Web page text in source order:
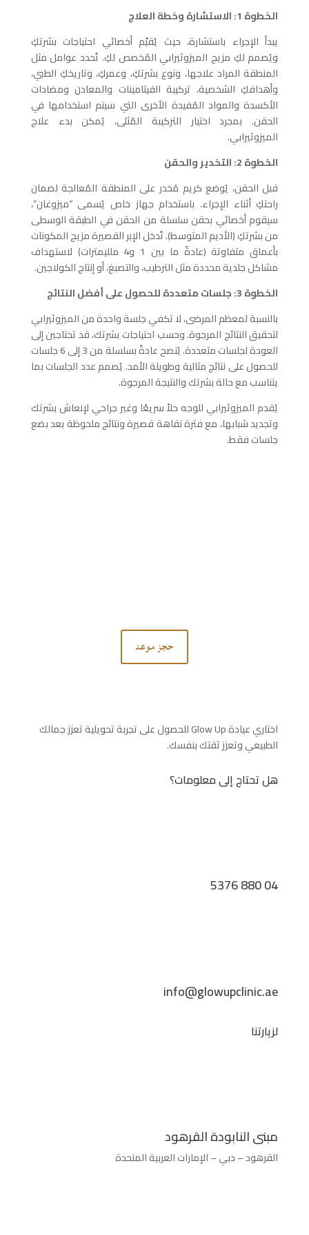
الخطوة 1: الاستشارة وخطة العلاج
يبدأ الإجراء باستشارة، حيث يُقيّم أخصائي احتياجات بشرتكِ
ويُصمم لكِ مزيج الميزوثيرابي المُخصص لكِ. تُحدد عوامل مثل
المنطقة المراد علاجها، ونوع بشرتكِ، وعمركِ، وتاريخكِ الطبي،
وأهدافكِ الشخصية، تركيبة الفيتامينات والمعادن ومضادات
الأكسدة والمواد المُفيدة الأخرى التي سيتم استخدامها في
الحقن. بمجرد اختيار التركيبة المُثلى، يُمكن بدء علاج
الميزوثيرابي.
الخطوة 2: التخدير والحقن
قبل الحقن، يُوضع كريم مُخدر على المنطقة المُعالجة لضمان
راحتكِ أثناء الإجراء. باستخدام جهاز خاص يُسمى “ميزوغان”،
سيقوم أخصائي بحقن سلسلة من الحقن في الطبقة الوسطى
من بشرتكِ (الأديم المتوسط). تُدخل الإبر القصيرة مزيج المكونات
بأعماق متفاوتة (عادةً ما بين 1 و4 ملليمترات) لاستهداف
مشاكل جلدية محددة مثل الترطيب، والتصبغ، أو إنتاج الكولاجين.
الخطوة 3: جلسات متعددة للحصول على أفضل النتائج
بالنسبة لمعظم المرضى، لا تكفي جلسة واحدة من الميزوثيرابي
لتحقيق النتائج المرجوة. وحسب احتياجات بشرتك، قد تحتاجين إلى
العودة لجلسات متعددة. يُنصح عادةً بسلسلة من 3 إلى 6 جلسات
للحصول على نتائج مثالية وطويلة الأمد. يُصمم عدد الجلسات بما
يتناسب مع حالة بشرتك والنتيجة المرجوة.
يُقدم الميزوثيرابي للوجه حلاً سريعًا وغير جراحي لإنعاش بشرتك
وتجديد شبابها، مع فترة نقاهة قصيرة ونتائج ملحوظة بعد بضع
جلسات فقط.
حجز موعد
اختاري عيادة Glow Up للحصول على تجربة تحويلية تعزز جمالك
الطبيعي وتعزز ثقتك بنفسك.
هل تحتاج إلى معلومات؟
04 880 5376
info@glowupclinic.ae
لزيارتنا
مبنى النابودة القرهود
القرهود – دبي – الإمارات العربية المتحدة